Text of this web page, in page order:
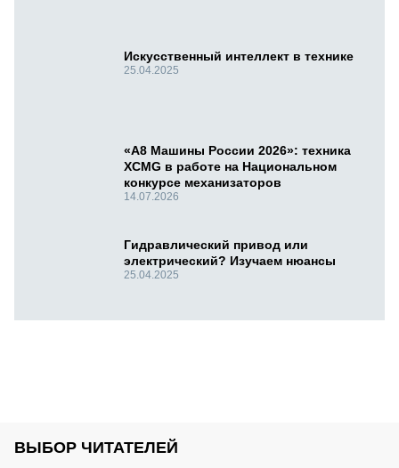
Искусственный интеллект в технике
25.04.2025
«А8 Машины России 2026»: техника
XCMG в работе на Национальном
конкурсе механизаторов
14.07.2026
Гидравлический привод или
электрический? Изучаем нюансы
25.04.2025
ВЫБОР ЧИТАТЕЛЕЙ